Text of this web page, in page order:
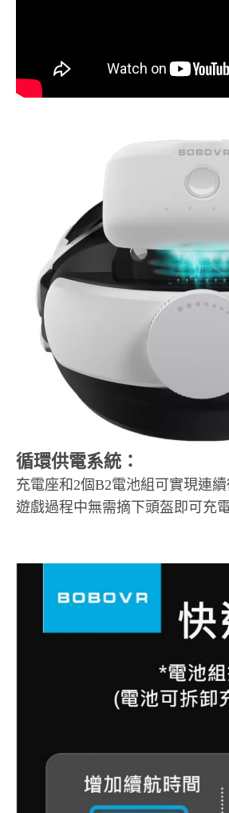
循環供電系統：
充電座和2個B2電池組可實現連
遊戲過程中無需摘下頭盔即可充